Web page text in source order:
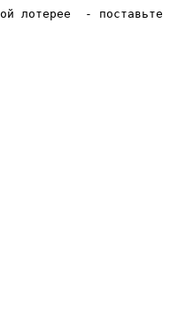
лотерее  -